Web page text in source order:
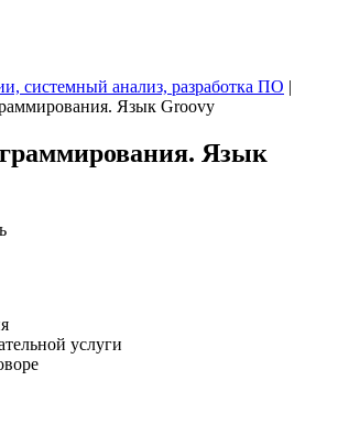
системный анализ, разработка ПО |
Язык Groovy
Язык
услуги